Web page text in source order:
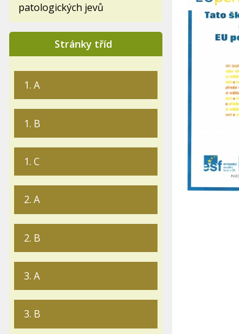
patologických jevů
Stránky tříd
1. A
1. B
1. C
2. A
2. B
3. A
3. B